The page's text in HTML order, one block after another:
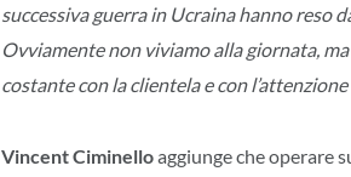
successiva guerra in Ucraina hanno reso
Ovviamente non viviamo alla giornata,
costante con la clientela e con
Vincent Ciminelloaggiunge che operare